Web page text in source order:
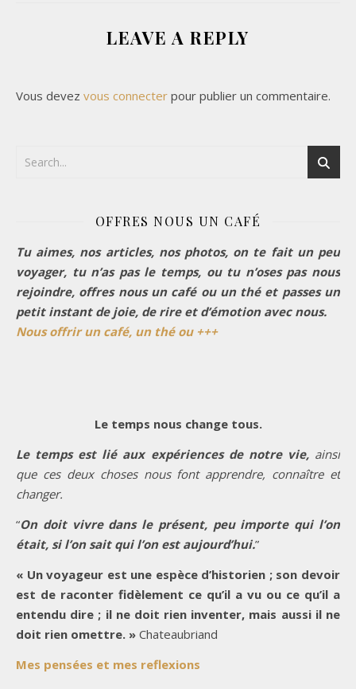
LEAVE A REPLY
Vous devez vous connecter pour publier un commentaire.
OFFRES NOUS UN CAFÉ
Tu aimes, nos articles, nos photos, on te fait un peu
voyager, tu n’as pas le temps, ou tu n’oses pas nous
rejoindre, offres nous un café ou un thé et passes un
petit instant de joie, de rire et d’émotion avec nous.
Nous offrir un café, un thé ou +++
Le temps nous change tous.
Le temps est lié aux expériences de notre vie, ainsi
que ces deux choses nous font apprendre, connaître et
changer.
“On doit vivre dans le présent, peu importe qui l’on
était, si l’on sait qui l’on est aujourd’hui.”
« Un voyageur est une espèce d’historien ; son devoir
est de raconter fidèlement ce qu’il a vu ou ce qu’il a
entendu dire ; il ne doit rien inventer, mais aussi il ne
doit rien omettre. » Chateaubriand
Mes pensées et mes reflexions